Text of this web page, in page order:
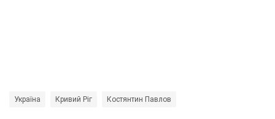
Україна Кривий Ріг Костянтин Павлов